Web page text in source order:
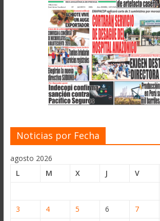
Noticias por Fecha
agosto 2026
L
M X J V
3
4 5 6 7